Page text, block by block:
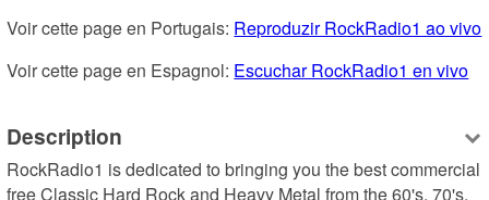
Voir cette page en Portugais: Reproduzir RockRadio1 ao vivo
Voir cette page en Espagnol: Escuchar RockRadio1 en vivo
Description
RockRadio1 is dedicated to bringing you the best commercial
free Classic Hard Rock and Heavy Metal from the 60's, 70's,